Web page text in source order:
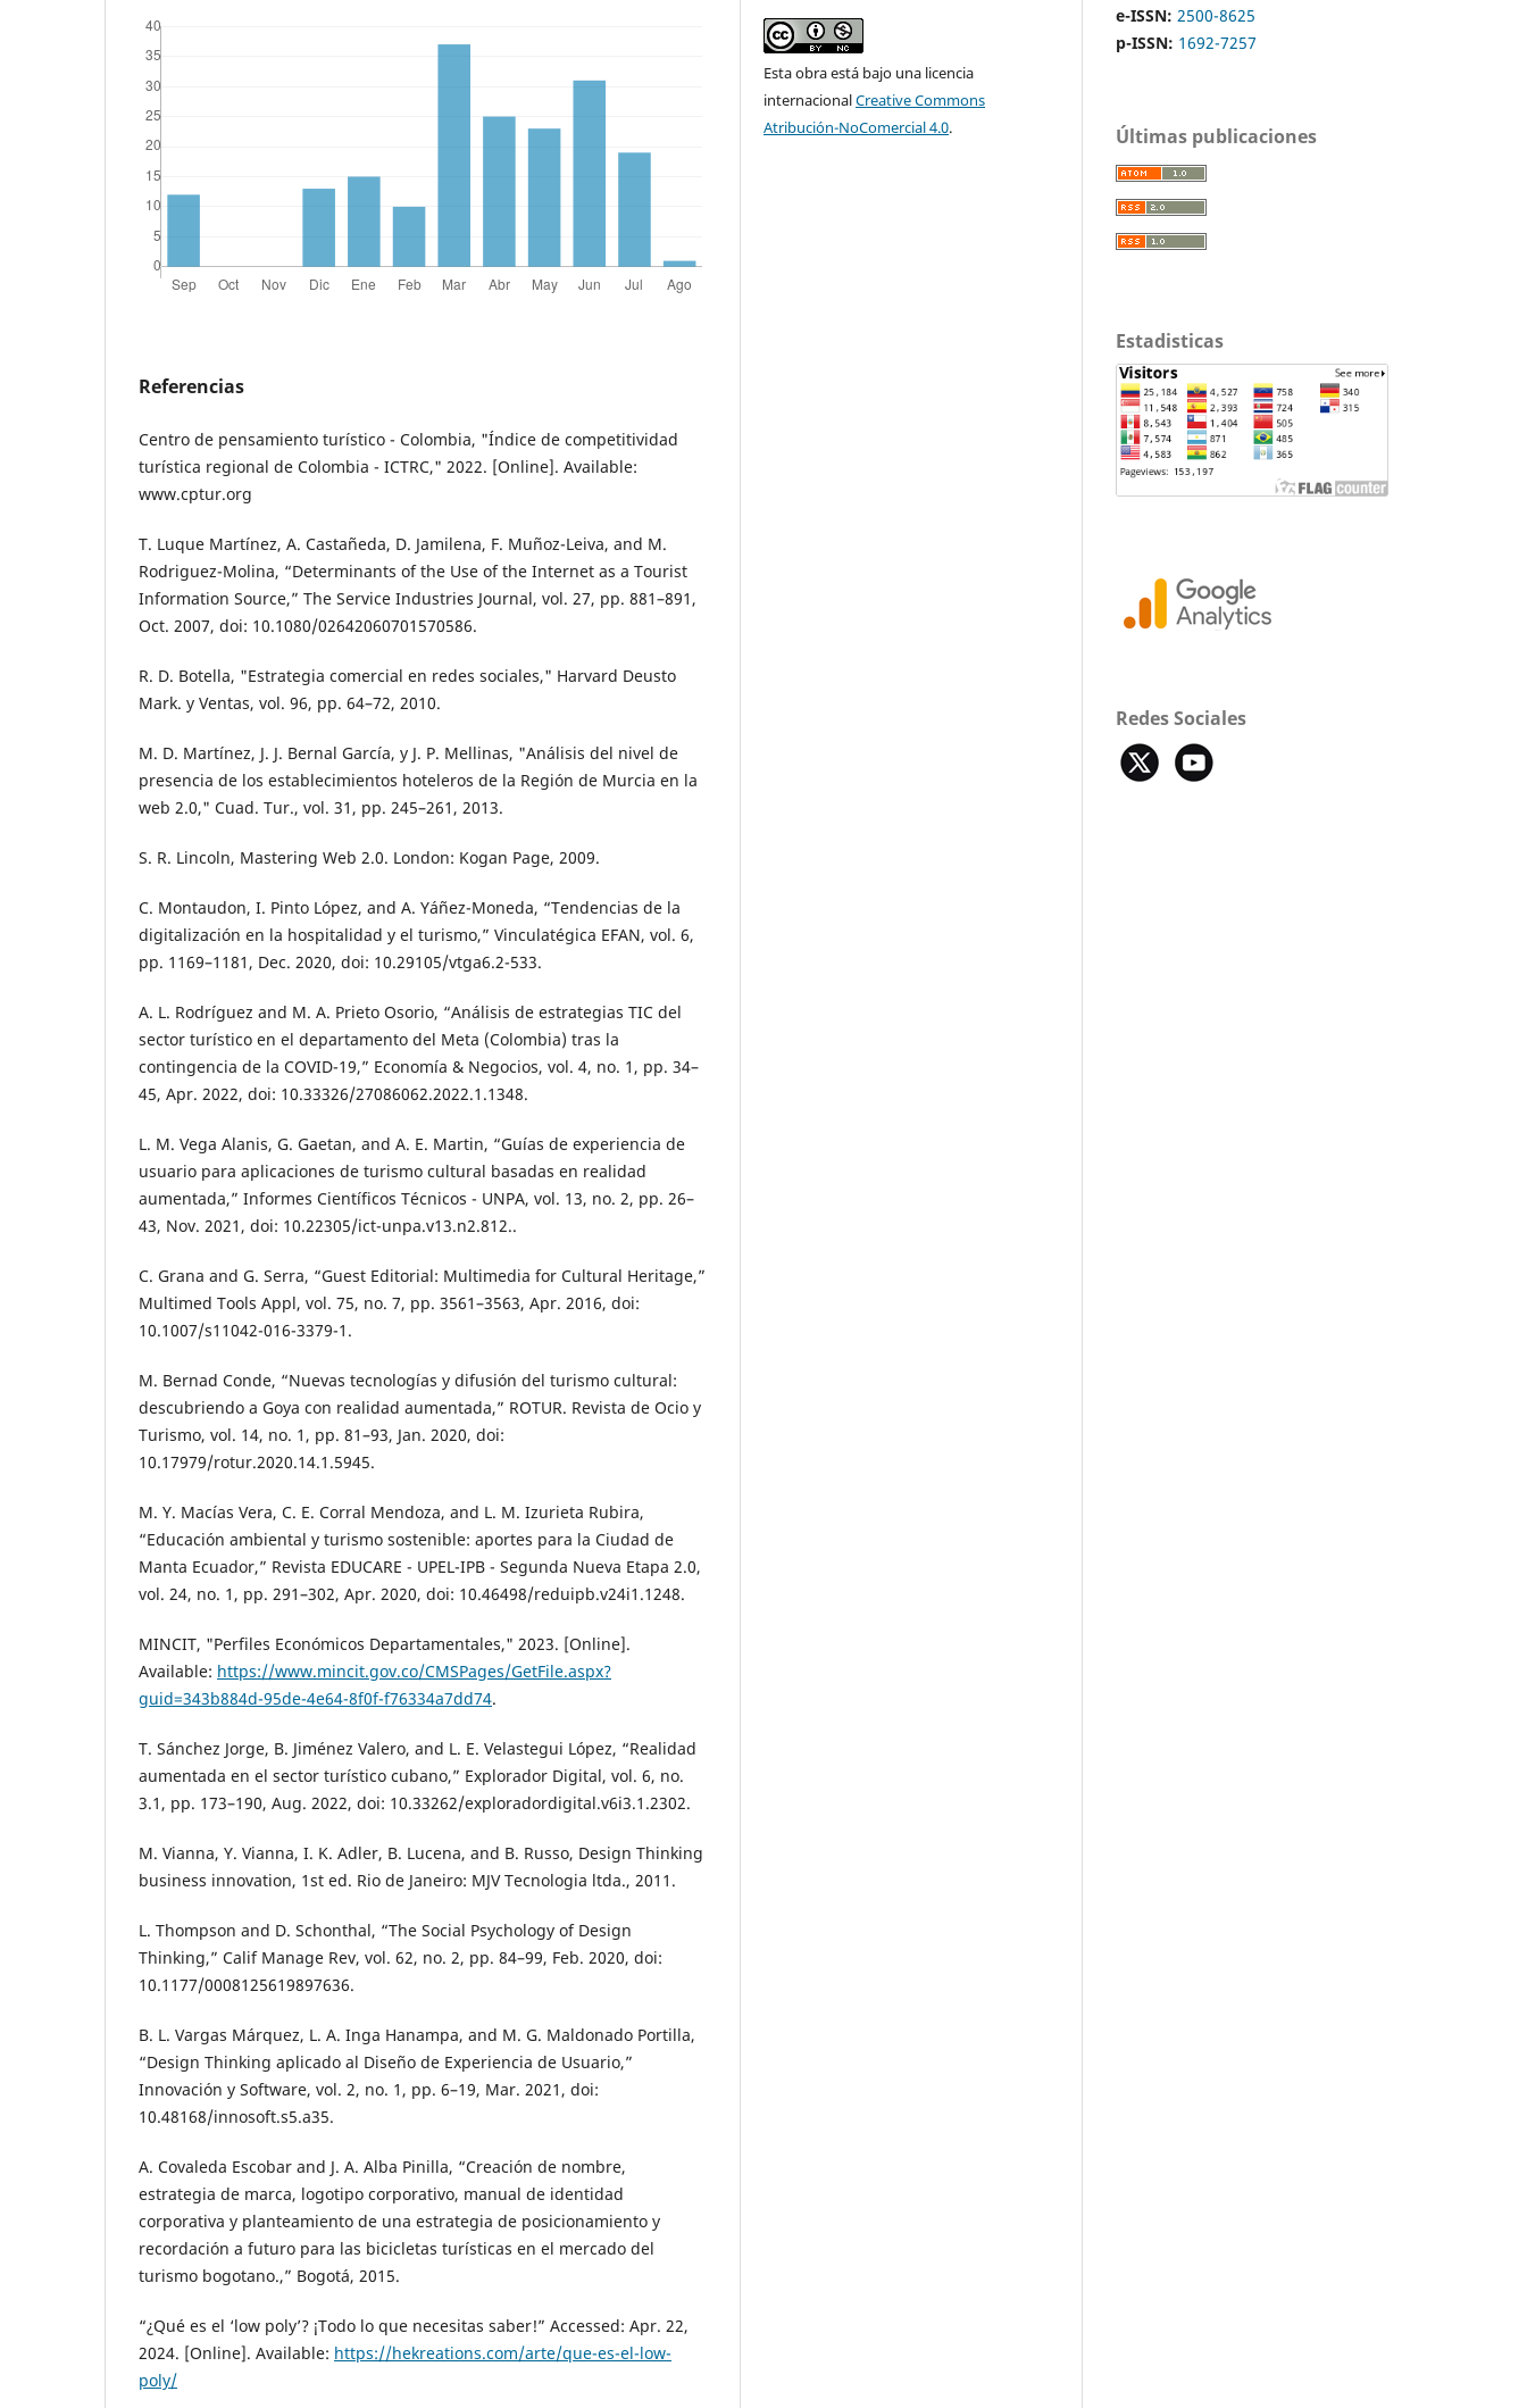
Referencias
Centro de pensamiento turístico - Colombia, "Índice de competitividad
turística regional de Colombia - ICTRC," 2022. [Online]. Available:
www.cptur.org
T. Luque Martínez, A. Castañeda, D. Jamilena, F. Muñoz-Leiva, and M.
Rodriguez-Molina, “Determinants of the Use of the Internet as a Tourist
Information Source,” The Service Industries Journal, vol. 27, pp. 881–891,
Oct. 2007, doi: 10.1080/02642060701570586.
R. D. Botella, "Estrategia comercial en redes sociales," Harvard Deusto
Mark. y Ventas, vol. 96, pp. 64–72, 2010.
M. D. Martínez, J. J. Bernal García, y J. P. Mellinas, "Análisis del nivel de
presencia de los establecimientos hoteleros de la Región de Murcia en la
web 2.0," Cuad. Tur., vol. 31, pp. 245–261, 2013.
S. R. Lincoln, Mastering Web 2.0. London: Kogan Page, 2009.
C. Montaudon, I. Pinto López, and A. Yáñez-Moneda, “Tendencias de la
digitalización en la hospitalidad y el turismo,” Vinculatégica EFAN, vol. 6,
pp. 1169–1181, Dec. 2020, doi: 10.29105/vtga6.2-533.
A. L. Rodríguez and M. A. Prieto Osorio, “Análisis de estrategias TIC del
sector turístico en el departamento del Meta (Colombia) tras la
contingencia de la COVID-19,” Economía & Negocios, vol. 4, no. 1, pp. 34–
45, Apr. 2022, doi: 10.33326/27086062.2022.1.1348.
L. M. Vega Alanis, G. Gaetan, and A. E. Martin, “Guías de experiencia de
usuario para aplicaciones de turismo cultural basadas en realidad
aumentada,” Informes Científicos Técnicos - UNPA, vol. 13, no. 2, pp. 26–
43, Nov. 2021, doi: 10.22305/ict-unpa.v13.n2.812..
C. Grana and G. Serra, “Guest Editorial: Multimedia for Cultural Heritage,”
Multimed Tools Appl, vol. 75, no. 7, pp. 3561–3563, Apr. 2016, doi:
10.1007/s11042-016-3379-1.
M. Bernad Conde, “Nuevas tecnologías y difusión del turismo cultural:
descubriendo a Goya con realidad aumentada,” ROTUR. Revista de Ocio y
Turismo, vol. 14, no. 1, pp. 81–93, Jan. 2020, doi:
10.17979/rotur.2020.14.1.5945.
M. Y. Macías Vera, C. E. Corral Mendoza, and L. M. Izurieta Rubira,
“Educación ambiental y turismo sostenible: aportes para la Ciudad de
Manta Ecuador,” Revista EDUCARE - UPEL-IPB - Segunda Nueva Etapa 2.0,
vol. 24, no. 1, pp. 291–302, Apr. 2020, doi: 10.46498/reduipb.v24i1.1248.
MINCIT, "Perfiles Económicos Departamentales," 2023. [Online].
Available: https://www.mincit.gov.co/CMSPages/GetFile.aspx?
guid=343b884d-95de-4e64-8f0f-f76334a7dd74.
T. Sánchez Jorge, B. Jiménez Valero, and L. E. Velastegui López, “Realidad
aumentada en el sector turístico cubano,” Explorador Digital, vol. 6, no.
3.1, pp. 173–190, Aug. 2022, doi: 10.33262/exploradordigital.v6i3.1.2302.
M. Vianna, Y. Vianna, I. K. Adler, B. Lucena, and B. Russo, Design Thinking
business innovation, 1st ed. Rio de Janeiro: MJV Tecnologia ltda., 2011.
L. Thompson and D. Schonthal, “The Social Psychology of Design
Thinking,” Calif Manage Rev, vol. 62, no. 2, pp. 84–99, Feb. 2020, doi:
10.1177/0008125619897636.
B. L. Vargas Márquez, L. A. Inga Hanampa, and M. G. Maldonado Portilla,
“Design Thinking aplicado al Diseño de Experiencia de Usuario,”
Innovación y Software, vol. 2, no. 1, pp. 6–19, Mar. 2021, doi:
10.48168/innosoft.s5.a35.
A. Covaleda Escobar and J. A. Alba Pinilla, “Creación de nombre,
estrategia de marca, logotipo corporativo, manual de identidad
corporativa y planteamiento de una estrategia de posicionamiento y
recordación a futuro para las bicicletas turísticas en el mercado del
turismo bogotano.,” Bogotá, 2015.
“¿Qué es el ‘low poly’? ¡Todo lo que necesitas saber!” Accessed: Apr. 22,
2024. [Online]. Available: https://hekreations.com/arte/que-es-el-low-
poly/
Esta obra está bajo una licencia
internacionalCreative Commons
Atribución-NoComercial 4.0.
e-ISSN: 2500-8625
p-ISSN: 1692-7257
Últimas publicaciones
Estadisticas
Redes Sociales